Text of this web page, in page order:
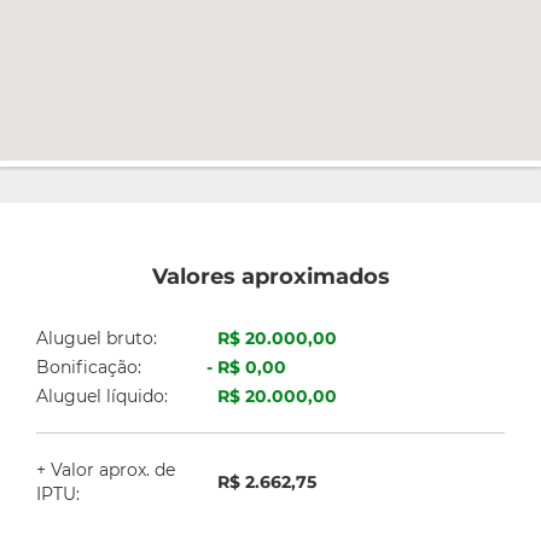
Valores aproximados
Aluguel bruto:
R$ 20.000,00
Bonificação:
R$ 0,00
Aluguel líquido:
R$ 20.000,00
+ Valor aprox. de
IPTU:
R$ 2.662,75